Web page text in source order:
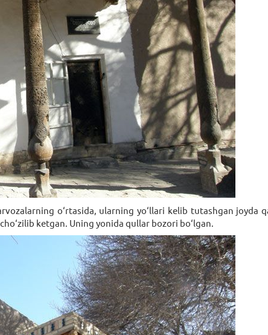
o‘rtasida, ularning yo‘llari kelib tutashgan
ketgan. Uning yonida qullar bozori bo‘lgan.